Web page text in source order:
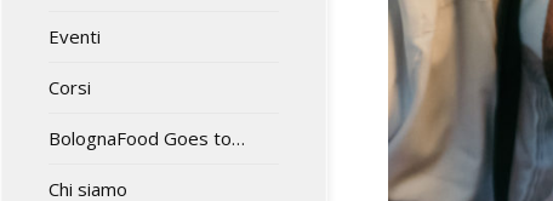
Eventi
Corsi
BolognaFood Goes to…
Chi siamo